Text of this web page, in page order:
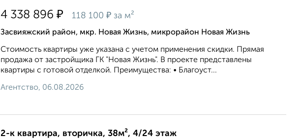
4 338 896 ₽ 118 100 ₽ за м²
Засвияжский район, мкр. Новая Жизнь, микрорайон Новая Жизнь
Стоимость квартиры уже укaзaна c учeтoм применeния cкидки. Прямая
продажа от застройщика ГК "Новая Жизнь". В проекте представлены
квартиры с готовой отделкой. Преимущества: • Благоуст...
Агентство, 06.08.2026
2-к квартира, вторичка, 38м², 4/24 этаж